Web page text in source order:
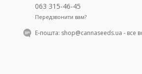
063 315-46-45
Передзвонити вам?
Е-пошта: shop@cannaseeds.ua - все